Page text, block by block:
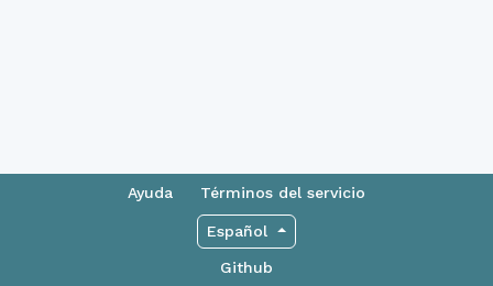
Ayuda Términos del servicio
Español
Github